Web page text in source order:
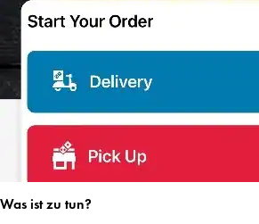
Was ist zu tun?